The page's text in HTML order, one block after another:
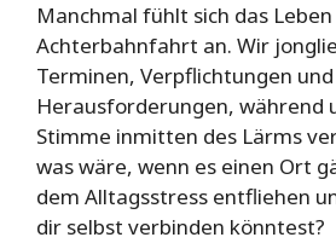
Manchmal fühlt sich das
Achterbahnfahrt an. Wir
Terminen, Verpflichtungen und
Herausforderungen, während
Stimme inmitten des Lärms
was wäre, wenn es einen Ort
dem Alltagsstress entfliehen
dir selbst verbinden könntest?